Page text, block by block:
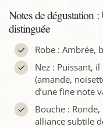
Notes de dégustation
distinguée
Robe : Ambrée,
Nez : Puissant,
(amande,
d’une fine note
Bouche :
alliance subtile